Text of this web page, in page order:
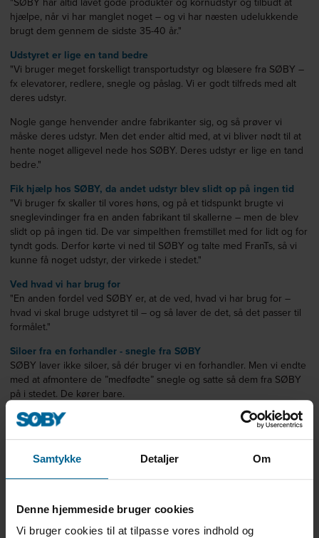
Samtykke Detaljer Om
Denne hjemmeside bruger cookies
Vi bruger cookies til at tilpasse vores indhold og
"SØBY har altid lavet gode produkter og kornudstyr og tilbudt at
hjælpe, når vi har manglet noget – og vi har næsten udelukkende
brugt dem gennem de sidste 35-40 år."
Udstyret er lige en tand bedre
"Vi bruger meget forskelligt transportudstyr og blæsere fra SØBY –
fx elevatorer, redlere, snegle og påslag. Vi er godt tilfreds med alt
deres udstyr.
Nogle gange henvender andre fabrikanter sig, og så prøver vi
måske deres udstyr. Men det ender altid med, at vi bliver nødt til at
hente noget alligevel nede hos SØBY. Deres udstyr er lige en tand
bedre."
Fik hjælp hos SØBY, da andet udstyr blev slidt op på ingen tid
"Vi bruger fx skaller til vores høns, og på et tidspunkt brugte vi
sneglevindinger fra en anden fabrikant til skallerne – men de blev
slidt op på ingen tid. De var simpelthen fremstillet med for lidt og for
tyndt gods. Derfor kørte vi ned til SØBY og talte med FranTs, så vi
kunne få noget udstyr, der virkede i stedet."
Ved hvad vi har brug for
"En anden fordel ved SØBY er, at de ved, hvad vi har brug for –
hvad vi skal bruge udstyret til – og så laver de det, så det passer til
formålet."
Siloer fra en forhandler - snegle fra SØBY
SØBY laver ikke siloer, så dér bruger vi en forhandler. Men vi endte
med at afmontere de ”medfødte” snegle og satte så dem fra SØBY
på i stedet. De kører bare.
Koster mere, fordi det er mere værd
"For mig er der klart en sammenhæng mellem prisen og kvaliteten
mere værd.